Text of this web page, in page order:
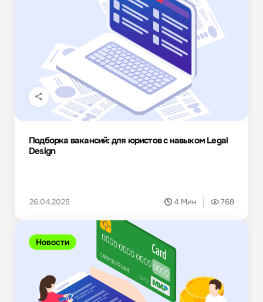
Подборка вакансий: для юристов с навыком Legal
Design
26.04.2025 4 Мин 768
Новости